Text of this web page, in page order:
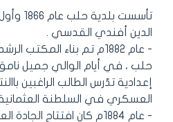
تأسست
الدين أفندي القدسي .
- عام 1882م تم بناء
حلب ، في أيام الوالي جميل
إعدادية تدّرس الطالب الراغبين
العسكري في السلطنة
- عام 1884م كان افتتاح